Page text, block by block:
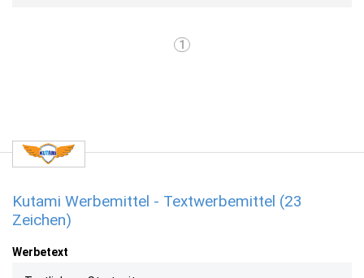
1
Kutami Werbemittel - Textwerbemittel (23
Zeichen)
Werbetext